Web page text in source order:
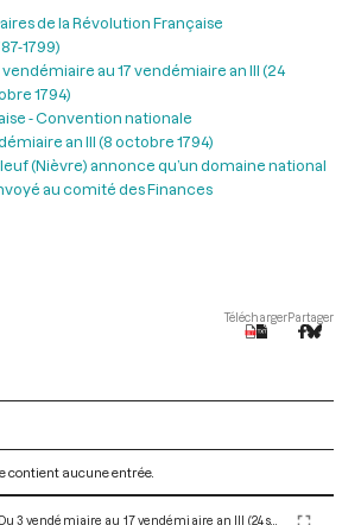
de la Révolution Française
1799)
vendémiaire au 17 vendémiaire an III (24
1794)
- Convention nationale
an III (8 octobre 1794)
(Nièvre) annonce qu’un domaine national
au comité des Finances
TéléchargerPartager
contient aucune entrée.